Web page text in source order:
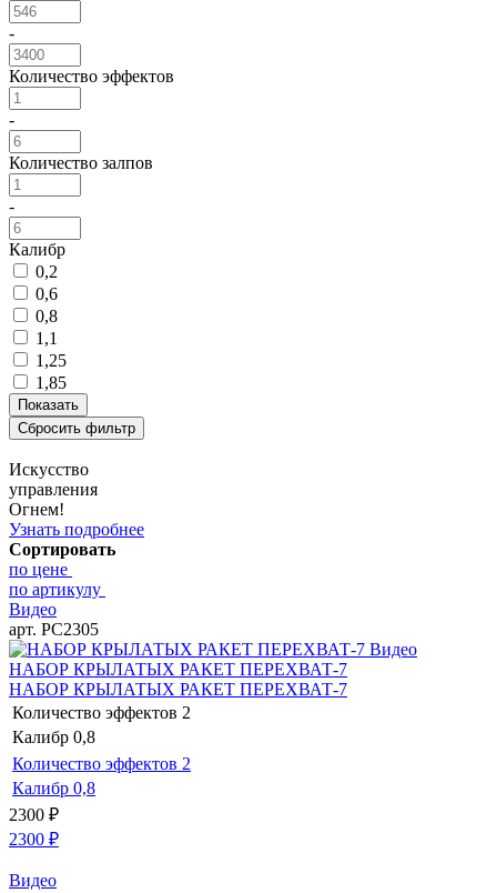
-
Количество эффектов
-
Количество залпов
-
Калибр
0,2
0,6
0,8
1,1
1,25
1,85
Искусство
управления
Огнем!
Узнать подробнее
Сортировать
по цене
по артикулу
Видео
арт. РС2305
Видео
НАБОР КРЫЛАТЫХ РАКЕТ ПЕРЕХВАТ-7
НАБОР КРЫЛАТЫХ РАКЕТ ПЕРЕХВАТ-7
Количество эффектов 2
Калибр 0,8
Количество эффектов 2
Калибр 0,8
2300 ₽
2300 ₽
Видео